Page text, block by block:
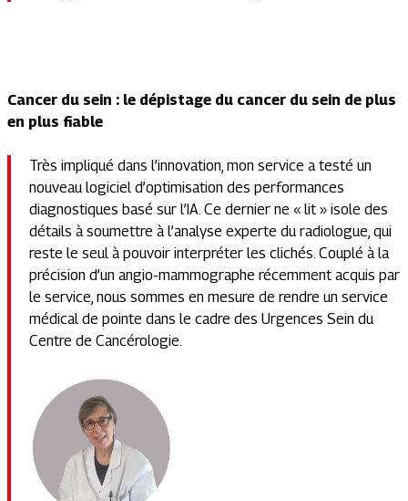
Cancer du sein : le dépistage du cancer du sein de plus
en plus fiable
Très impliqué dans l’innovation, mon service a testé un
nouveau logiciel d’optimisation des performances
diagnostiques basé sur l’IA. Ce dernier ne « lit » isole des
détails à soumettre à l’analyse experte du radiologue, qui
reste le seul à pouvoir interpréter les clichés. Couplé à la
précision d’un angio-mammographe récemment acquis par
le service, nous sommes en mesure de rendre un service
médical de pointe dans le cadre des Urgences Sein du
Centre de Cancérologie.